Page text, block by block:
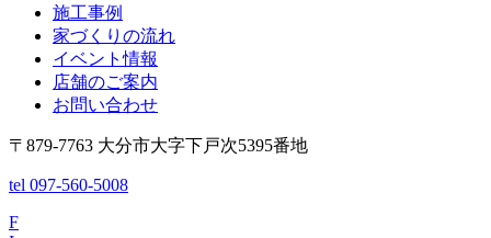
施工事例
家づくりの流れ
イベント情報
店舗のご案内
お問い合わせ
〒879-7763 大分市大字下戸次5395番地
tel 097-560-5008
F